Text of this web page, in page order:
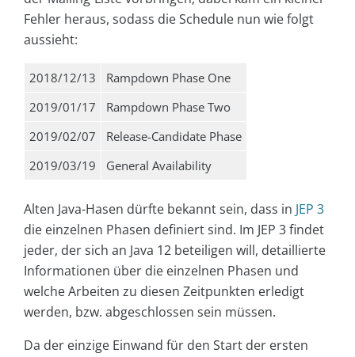
Fehler heraus, sodass die Schedule nun wie folgt
aussieht:
2018/12/13
Rampdown Phase One
2019/01/17
Rampdown Phase Two
2019/02/07
Release-Candidate Phase
2019/03/19
General Availability
Alten Java-Hasen dürfte bekannt sein, dass in JEP 3
die einzelnen Phasen definiert sind. Im JEP 3 findet
jeder, der sich an Java 12 beteiligen will, detaillierte
Informationen über die einzelnen Phasen und
welche Arbeiten zu diesen Zeitpunkten erledigt
werden, bzw. abgeschlossen sein müssen.
Da der einzige Einwand für den Start der ersten